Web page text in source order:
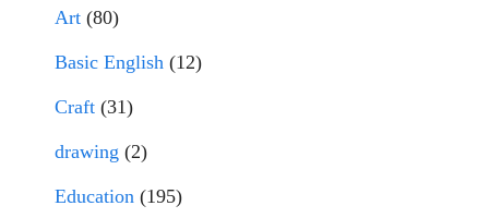
Art (80)
Basic English (12)
Craft (31)
drawing (2)
Education (195)